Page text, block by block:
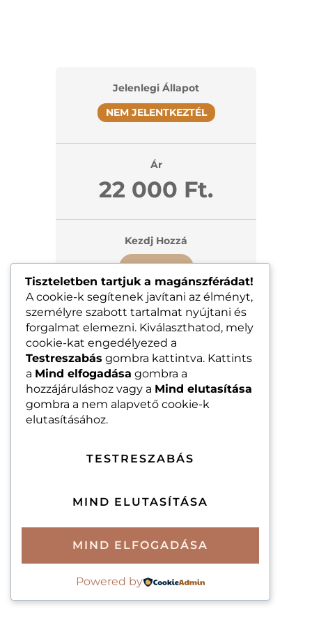
Jelenlegi Állapot
NEM JELENTKEZTÉL
Ár
22 000 Ft.
Kezdj Hozzá
Beiratkozom
Online Kezdő
Flamenco
Kurzus
VISSZA A
TANFOLYAMAIMHOZ
Tiszteletben tartjuk a magánszférádat!
A cookie-k segítenek javítani az élményt,
személyre szabott tartalmat nyújtani és
forgalmat elemezni. Kiválaszthatod, mely
cookie-kat engedélyezed a
Testreszabás gombra kattintva. Kattints
a Mind elfogadása gombra a
hozzájáruláshoz vagy a Mind elutasítása
gombra a nem alapvető cookie-k
elutasításához.
TESTRESZABÁS
MIND ELUTASÍTÁSA
MIND ELFOGADÁSA
Powered by